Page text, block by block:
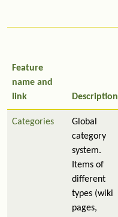
Feature
name and
link
Description
Categories
Global
category
system.
Items of
different
types (wiki
pages,